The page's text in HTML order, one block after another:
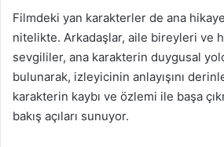
Filmdeki yan karakterler de ana
nitelikte. Arkadaşlar, aile bireyleri ve
sevgililer, ana karakterin duygusal
bulunarak, izleyicinin anlayışını
karakterin kaybı ve özlemi ile başa
bakış açıları sunuyor.